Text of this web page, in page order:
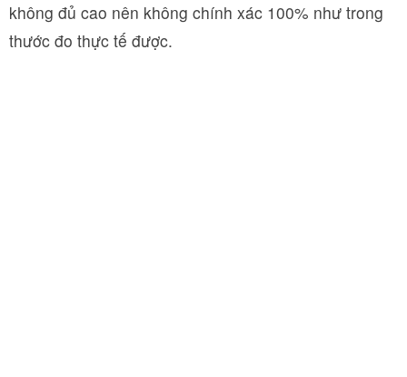
không đủ cao nên không chính xác 100% như trong
thước đo thực tế được.